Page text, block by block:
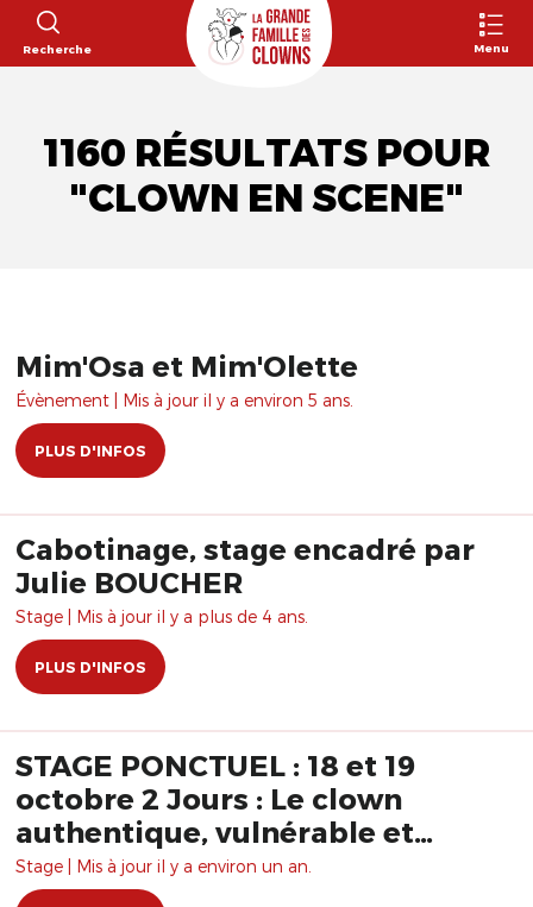
Recherche Menu
1160 RÉSULTATS POUR
"CLOWN EN SCENE"
Mim'Osa et Mim'Olette
Évènement | Mis à jour il y a environ 5 ans.
PLUS D'INFOS
Cabotinage, stage encadré par
Julie BOUCHER
Stage | Mis à jour il y a plus de 4 ans.
PLUS D'INFOS
STAGE PONCTUEL : 18 et 19
octobre 2 Jours : Le clown
authentique, vulnérable et
interactif
Stage | Mis à jour il y a environ un an.